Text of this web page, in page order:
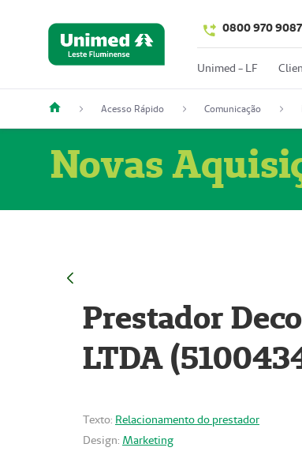
0800 970 9087
Unimed - LF
Acesso Rápido Comunicação
Novas
Prestador
LTDA
Texto: Relacionamento do prestador
Design: Marketing